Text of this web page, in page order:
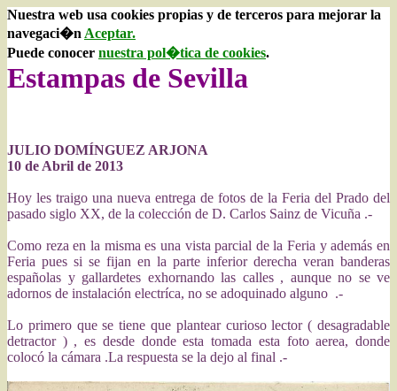
Nuestra web usa cookies propias y de terceros para mejorar la
navegaci�n Aceptar.
Puede conocer nuestra pol�tica de cookies.
Estampas de Sevilla
JULIO DOMÍNGUEZ ARJONA
10 de Abril de 2013
Hoy les traigo una nueva entrega de fotos de la Feria del Prado del
pasado siglo XX, de la colección de D. Carlos Sainz de Vicuña .-
Como reza en la misma es una vista parcial de la Feria y además en
Feria pues si se fijan en la parte inferior derecha veran banderas
españolas y gallardetes exhornando las calles , aunque no se ve
adornos de instalación electríca, no se adoquinado alguno .-
Lo primero que se tiene que plantear curioso lector ( desagradable
detractor ) , es desde donde esta tomada esta foto aerea, donde
colocó la cámara .La respuesta se la dejo al final .-